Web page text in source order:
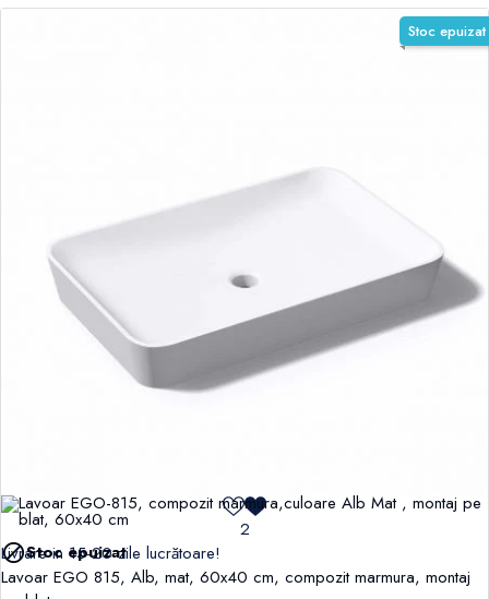
2
Stoc epuizat
Stoc epuizat
Livrare in 15-20 zile lucrătoare!
Lavoar EGO 815, Alb, mat, 60x40 cm, compozit marmura, montaj